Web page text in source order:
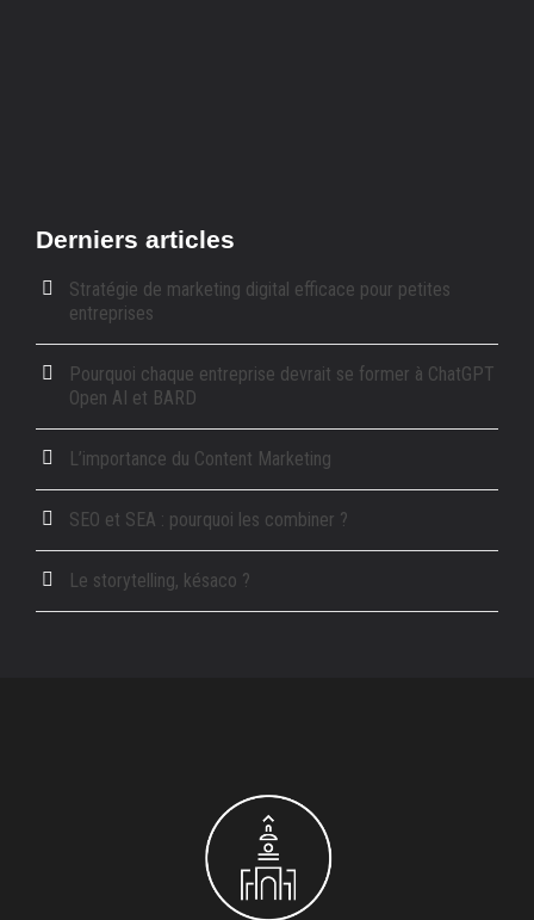
Derniers articles
Stratégie de marketing digital efficace pour petites
entreprises
Pourquoi chaque entreprise devrait se former à ChatGPT
Open AI et BARD
L’importance du Content Marketing
SEO et SEA : pourquoi les combiner ?
Le storytelling, késaco ?